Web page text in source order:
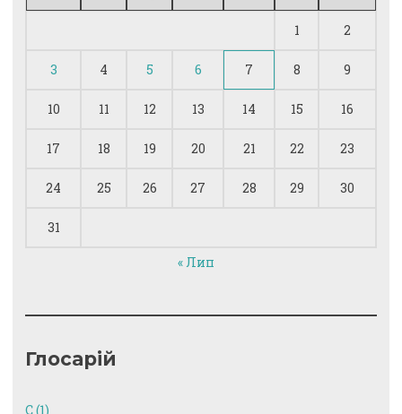
1 2
3 4 5 6 7 8 9
10 11 12 13 14 15 16
17 18 19 20 21 22 23
24 25 26 27 28 29 30
31
« Лип
Глосарій
C(1)